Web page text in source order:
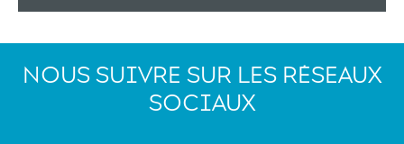
NOUS SUIVRE SUR LES RÉSEAUX
SOCIAUX